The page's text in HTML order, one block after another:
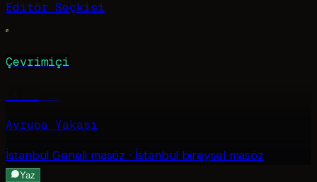
Editör Seçkisi
Çevrimiçi
Avrupa Yakası
İstanbul Genelimasöz · İstanbul bireysel masöz
Yaz